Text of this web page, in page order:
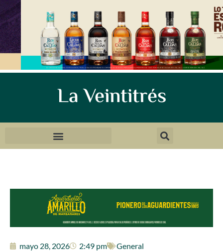
La Veintitrés
mayo 28, 2026 2:49 pm General